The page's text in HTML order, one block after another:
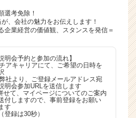
選考免除！
、会社の魅力をお伝えします！
企業経営の価値観、スタンスを発信＝
説明会予約と参加の流れ】
アキャリアにて、ご希望の日時を
社より、ご登録メールアドレス宛
明会参加URLを送信します
せて、マイページについてのご案内
付しますので、事前登録をお願い
す
登録は30秒）